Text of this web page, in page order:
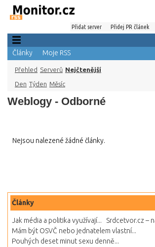
Přidat server Přidej PR článek
Články Moje RSS
Přehled Serverů Nejčtenější
Den Týden Měsíc
Weblogy - Odborné
Nejsou nalezené žádné články.
Články
Jak média a politika využívají...
Srdcetvor.cz –
Mám být OSVČ nebo jednatelem vlastní...
Pouhých deset minut sexu denně...